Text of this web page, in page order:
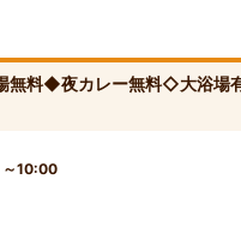
無料◆夜カレー無料◇大浴場
～10:00